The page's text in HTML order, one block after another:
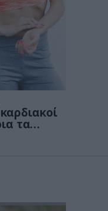
τα